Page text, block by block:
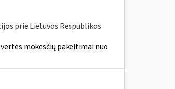
prie Lietuvos Respublikos
mokesčių pakeitimai nuo